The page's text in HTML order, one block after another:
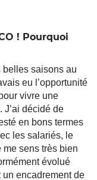
! Pourquoi
belles saisons au
eu l’opportunité
vivre une
J’ai décidé de
en bons termes
les salariés, le
sens très bien
évolué
encadrement de